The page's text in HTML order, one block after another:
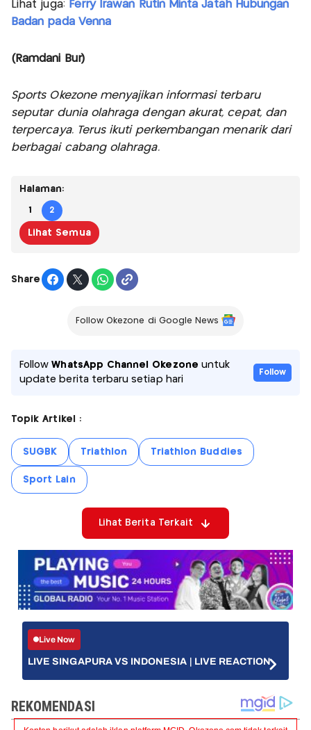
Lihat juga: Ferry Irawan Rutin Minta Jatah Hubungan
Badan pada Venna
(Ramdani Bur)
Sports Okezone menyajikan informasi terbaru
seputar dunia olahraga dengan akurat, cepat, dan
terpercaya. Terus ikuti perkembangan menarik dari
berbagai cabang olahraga.
Halaman:
1 2
Lihat Semua
Share
Follow Okezone di Google News
FollowWhatsApp Channel Okezone untuk
update berita terbaru setiap hari
Follow
Topik Artikel :
SUGBK Triathlon Triathlon Buddies
Sport Lain
Lihat Berita Terkait
Live Now
LIVE SINGAPURA VS INDONESIA | LIVE REACTION